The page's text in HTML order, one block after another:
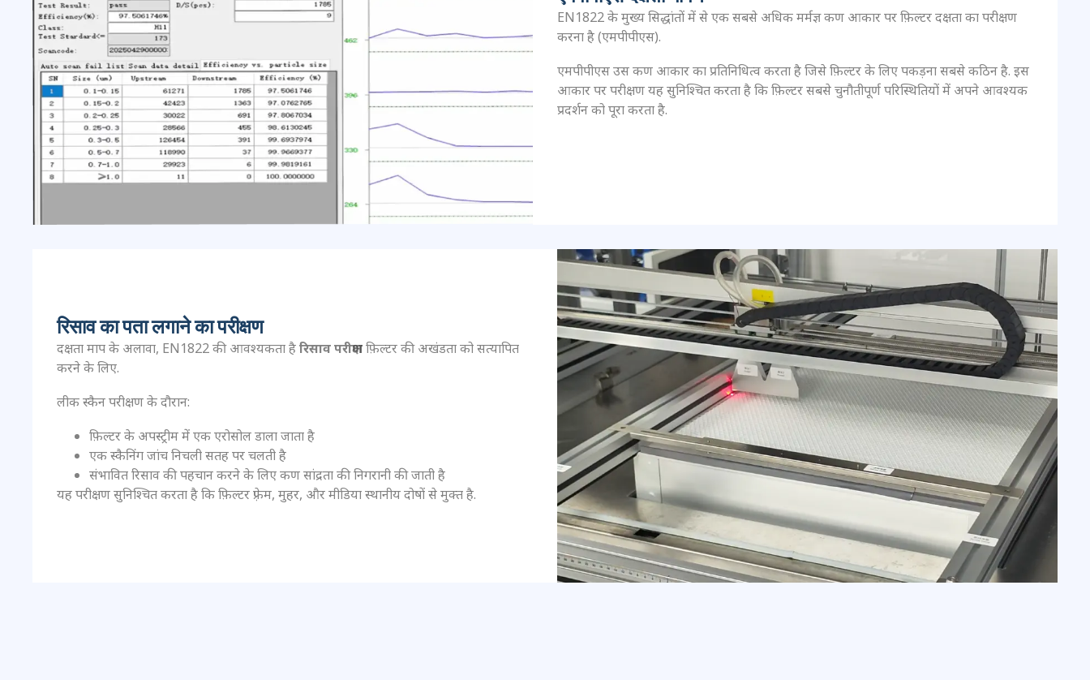
EN1822 के मुख्य सिद्धांतों में से एक सबसे अधिक मर्मज्ञ कण आकार पर फ़िल्टर दक्षता का परीक्षण
करना है (एमपीपीएस).
एमपीपीएस उस कण आकार का प्रतिनिधित्व करता है जिसे फ़िल्टर के लिए पकड़ना सबसे कठिन है. इस
आकार पर परीक्षण यह सुनिश्चित करता है कि फ़िल्टर सबसे चुनौतीपूर्ण परिस्थितियों में अपने आवश्यक
प्रदर्शन को पूरा करता है.
रिसाव का पता लगाने का परीक्षण
दक्षता माप के अलावा, EN1822 की आवश्यकता हैरिसाव परीक्षणफ़िल्टर की अखंडता को सत्यापित
करने के लिए.
लीक स्कैन परीक्षण के दौरान:
फ़िल्टर के अपस्ट्रीम में एक एरोसोल डाला जाता है
एक स्कैनिंग जांच निचली सतह पर चलती है
संभावित रिसाव की पहचान करने के लिए कण सांद्रता की निगरानी की जाती है
यह परीक्षण सुनिश्चित करता है कि फ़िल्टर फ़्रेम, मुहर, और मीडिया स्थानीय दोषों से मुक्त है.